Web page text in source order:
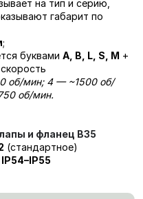
на тип и серию,
габарит по
;
буквами А, В, L, S, М +
об/мин; 4 — ~1500 об/
об/мин.
и фланец В35
(стандартное)
IP54–IP55